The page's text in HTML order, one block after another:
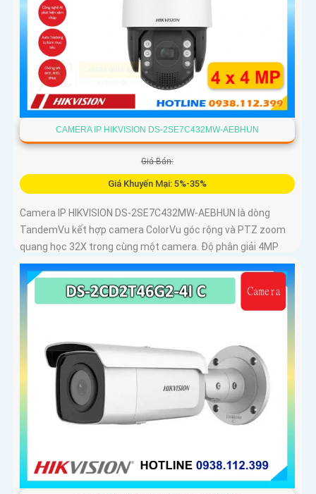
CAMERA IP HIKVISION DS-2SE7C432MW-AEBHUN
Giá Bán:
Giá Khuyến Mại: 5%-35%
Camera IP HIKVISION DS-2SE7C432MW-AEBHUN là dòng
TandemVu kết hợp camera ColorVu góc rộng và PTZ zoom
quang học 32X trong cùng một camera. Độ phân giải 4MP
hồng ngoại 200m chuẩn nén H